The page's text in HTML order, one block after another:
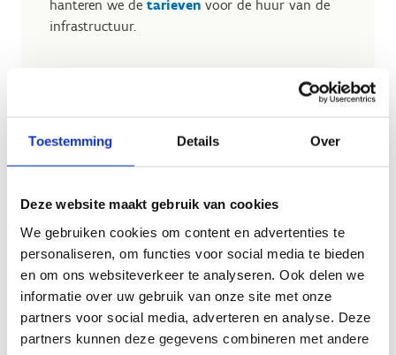
Toestemming Details Over
Deze website maakt gebruik van cookies
We gebruiken cookies om content en advertenties te
personaliseren, om functies voor social media te bieden
en om ons websiteverkeer te analyseren. Ook delen we
informatie over uw gebruik van onze site met onze
partners voor social media, adverteren en analyse. Deze
partners kunnen deze gegevens combineren met andere
hanteren we de tarieven voor de huur van de
infrastructuur.
Stevige kortingen
Leerlingen met een studietoelagegenieten
sportklas, inclusief overnachtingen, maaltijden en
sportieve activiteiten. Het enige wat je als school
geldige attest opvragen bij
en het aan ons bezorgen op de eerste